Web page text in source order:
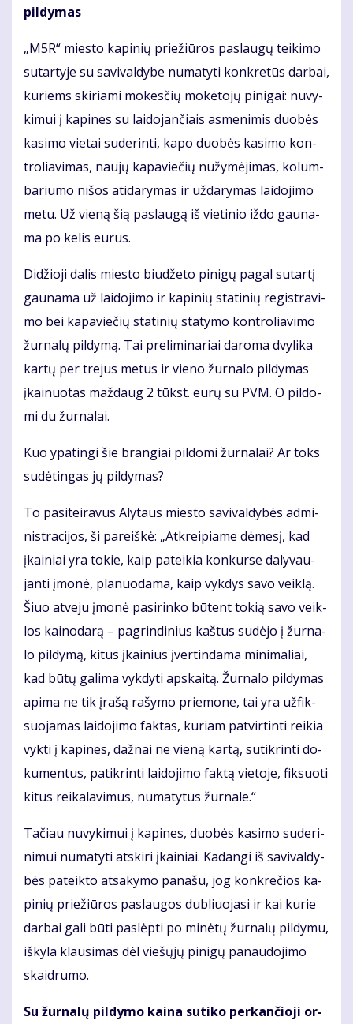
pil­dy­mas
„M5R“ mies­to ka­pi­nių prie­žiū­ros pa­slau­gų tei­ki­mo
su­tar­ty­je su sa­vi­val­dy­be nu­ma­ty­ti kon­kre­tūs dar­bai,
ku­riems ski­ria­mi mo­kes­čių mo­kė­to­jų pi­ni­gai: nu­vy­
ki­mui į ka­pi­nes su lai­do­jan­čiais as­me­ni­mis duo­bės
ka­si­mo vie­tai su­de­rin­ti, ka­po duo­bės ka­si­mo kon­
tro­lia­vi­mas, nau­jų ka­pa­vie­čių nu­žy­mė­ji­mas, ko­lum­
ba­riu­mo ni­šos ati­da­ry­mas ir už­da­ry­mas lai­do­ji­mo
me­tu. Už vie­ną šią pa­slau­gą iš vie­ti­nio iž­do gau­na­
ma po ke­lis eu­rus.
Di­džio­ji da­lis mies­to biu­dže­to pi­ni­gų pa­gal su­tar­tį
gau­na­ma už lai­do­ji­mo ir ka­pi­nių sta­ti­nių re­gist­ra­vi­
mo bei ka­pa­vie­čių sta­ti­nių sta­ty­mo kon­tro­lia­vi­mo
žur­na­lų pil­dy­mą. Tai pre­li­mi­na­riai da­ro­ma dvy­li­ka
kar­tų per tre­jus me­tus ir vie­no žur­na­lo pil­dy­mas
įkai­nuo­tas maž­daug 2 tūkst. eu­rų su PVM. O pil­do­
mi du žur­na­lai.
Kuo ypa­tin­gi šie bran­giai pil­do­mi žur­na­lai? Ar toks
su­dė­tin­gas jų pil­dy­mas?
To pa­si­tei­ra­vus Aly­taus mies­to sa­vi­val­dy­bės ad­mi­
nist­ra­ci­jos, ši pa­reiš­kė: „At­krei­pia­me dė­me­sį, kad
įkai­niai yra to­kie, kaip pa­tei­kia kon­kur­se da­ly­vau­
jan­ti įmo­nė, pla­nuo­da­ma, kaip vyk­dys sa­vo veik­lą.
Šiuo at­ve­ju įmo­nė pa­si­rin­ko bū­tent to­kią sa­vo veik­
los kai­no­da­rą – pa­grin­di­nius kaš­tus su­dė­jo į žur­na­
lo pil­dy­mą, ki­tus įkai­nius įver­tin­da­ma mi­ni­ma­liai,
kad bū­tų ga­li­ma vyk­dy­ti ap­skai­tą. Žur­na­lo pil­dy­mas
ap­ima ne tik įra­šą ra­šy­mo prie­mo­ne, tai yra už­fik­
suo­ja­mas lai­do­ji­mo fak­tas, ku­riam pa­tvir­tin­ti rei­kia
vyk­ti į ka­pi­nes, daž­nai ne vie­ną kar­tą, su­tik­rin­ti do­
ku­men­tus, pa­tik­rin­ti lai­do­ji­mo fak­tą vie­to­je, fik­suo­ti
ki­tus rei­ka­la­vi­mus, nu­ma­ty­tus žur­na­le.“
Ta­čiau nu­vy­ki­mui į ka­pi­nes, duo­bės ka­si­mo su­de­ri­
ni­mui nu­ma­ty­ti at­ski­ri įkai­niai. Ka­dan­gi iš sa­vi­val­dy­
bės pa­teik­to at­sa­ky­mo pa­na­šu, jog kon­kre­čios ka­
pi­nių prie­žiū­ros pa­slau­gos dub­liuo­ja­si ir kai ku­rie
dar­bai ga­li bū­ti pa­slėp­ti po mi­nė­tų žur­na­lų pil­dy­mu,
iš­ky­la klau­si­mas dėl vie­šų­jų pi­ni­gų pa­nau­do­ji­mo
skaid­ru­mo.
Su žur­na­lų pil­dy­mo kai­na su­ti­ko per­kan­čio­ji or­